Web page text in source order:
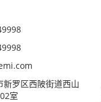
罗区西陂街道西山
室